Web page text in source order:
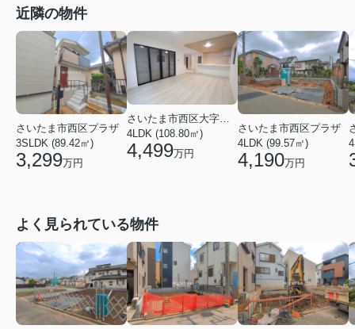
近隣の物件
さいたま市西区プラザ
3SLDK (89.42㎡)
3,299万円
さいたま市西区大字西遊馬
4LDK (108.80㎡)
4,499万円
さいたま市西区プラザ
4LDK (99.57㎡)
4,190万円
よく見られている物件